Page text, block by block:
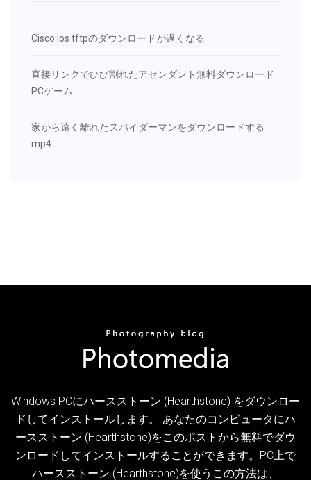
Cisco ios tftpのダウンロードが遅くなる
直接リンクでひび割れたアセンダント無料ダウンロード
PCゲーム
家から遠く離れたスパイダーマンをダウンロードする
mp4
Windows PCにハースストーン (Hearthstone) をダウンロー
ドしてインストールします。 あなたのコンピュータにハ
ースストーン (Hearthstone)をこのポストから無料でダウ
ンロードしてインストールすることができます。PC上で
ハースストーン (Hearthstone)を使うこの方法は、